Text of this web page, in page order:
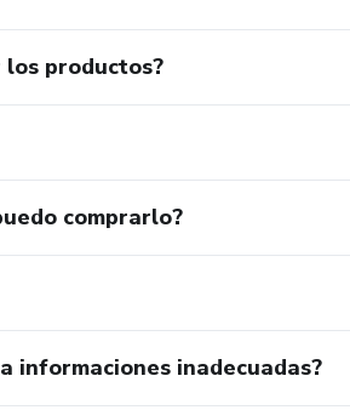
productos?
comprarlo?
informaciones inadecuadas?